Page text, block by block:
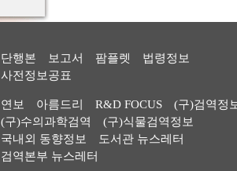
단행본 보고서 팜플렛
법령정보
사전정보공표
연보 아름드리 R&D FOCUS
(구)검역정
(구)수의과학검역
(구)식물검역정보
국내외 동향정보
도서관 뉴스레터
검역본부 뉴스레터